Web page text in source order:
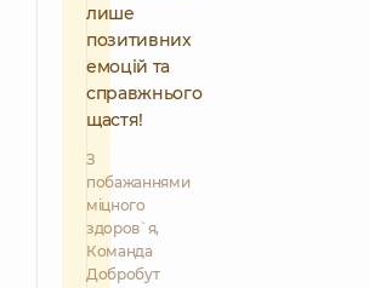
лише
позитивних
емоцій та
справжнього
щастя!
З
побажаннями
міцного
здоров`я,
Команда
Добробут